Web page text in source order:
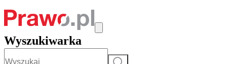
Wyszukiwarka
Szukaj